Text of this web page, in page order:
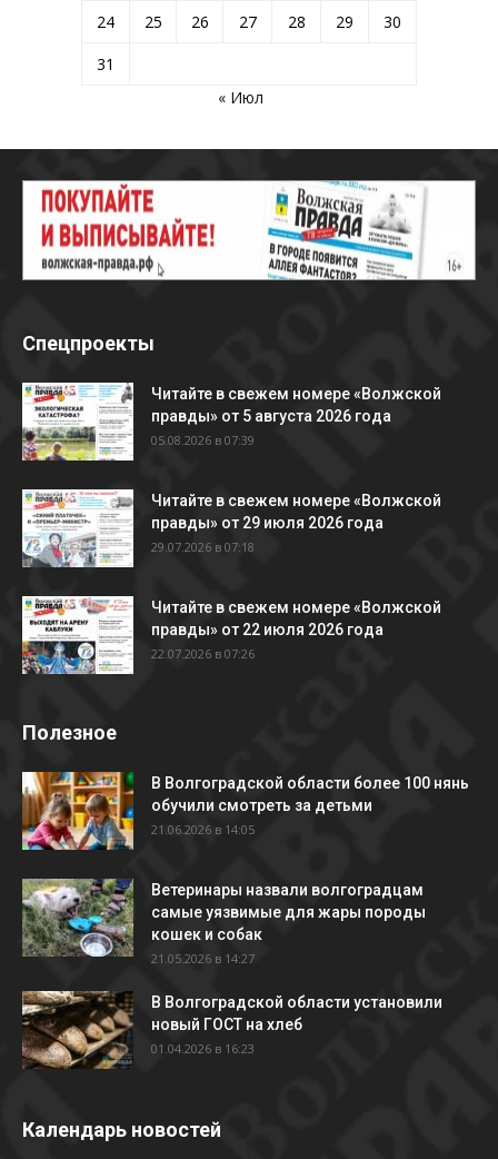
24
25 26 27 28 29
30
31
« Июл
Спецпроекты
Читайте в свежем номере «Волжской
правды» от 5 августа 2026 года
05.08.2026 в 07:39
Читайте в свежем номере «Волжской
правды» от 29 июля 2026 года
29.07.2026 в 07:18
Читайте в свежем номере «Волжской
правды» от 22 июля 2026 года
22.07.2026 в 07:26
Полезное
В Волгоградской области более 100 нянь
обучили смотреть за детьми
21.06.2026 в 14:05
Ветеринары назвали волгоградцам
самые уязвимые для жары породы
кошек и собак
21.05.2026 в 14:27
В Волгоградской области установили
новый ГОСТ на хлеб
01.04.2026 в 16:23
Календарь новостей